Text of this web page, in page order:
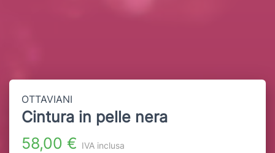
OTTAVIANI
Cintura in pelle nera
58,00 € IVA inclusa